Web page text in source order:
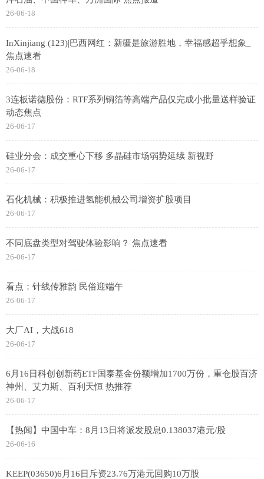
26-06-18
InXinjiang (123)|巴西网红：新疆是旅游胜地，幸福感超乎想象_
焦点速看
26-06-18
3连板诺德股份：RTF系列铜箔等高端产品仅完成小批量送样验证
动态焦点
26-06-17
硅业分会：成交重心下移 多晶硅市场弱势延续 新视野
26-06-17
石化机械：积极推进氢能机械公司增资扩股项目
26-06-17
不同底盘类型对驾驶体验影响？ 焦点速看
26-06-17
看点：针线传雅韵 民俗迎端午
26-06-17
大厂AI，大战618
26-06-17
6月16日科创创新药ETF国泰基金份额增加1700万份，重仓股百济
神州、艾力斯、百利天恒 热推荐
26-06-17
【热闻】中国中车：8月13日将派发股息0.138037港元/股
26-06-16
KEEP(03650)6月16日斥资23.76万港元回购10万股